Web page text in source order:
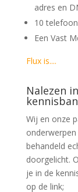
adres en
10
Een Vast
Flux is....
Nalezen
Wij en onze
behandeld
doorgelicht.
je in de
op de link;